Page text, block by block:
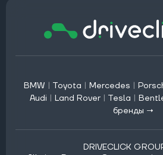
BMW | Toyota | Mercedes |
Audi | Land Rover | Tesla |
бренды →
DRIVECLICK